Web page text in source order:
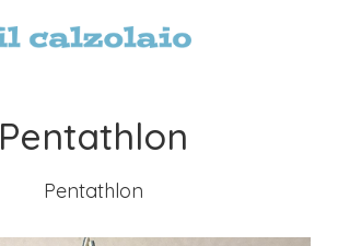
Pentathlon
Pentathlon